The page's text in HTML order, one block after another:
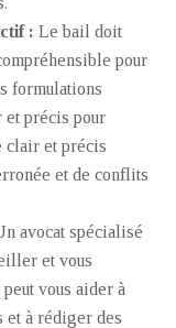
: Le bail doit
pour
formulations
et précis pour
clair et précis
et de conflits
avocat spécialisé
et vous
vous aider à
et à rédiger des